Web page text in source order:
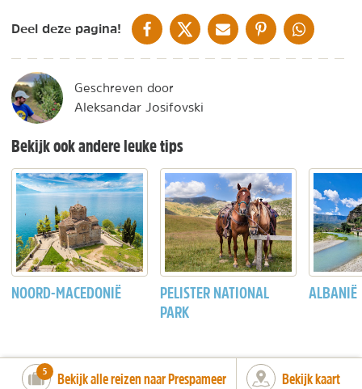
Deel deze pagina! DELEN OP FACEBOOK
DELEN OP XDELEN VIA DE MAIL
DELEN OP PINTEREST
DELEN OP
Geschreven door
Aleksandar Josifovski
Bekijk ook andere leuke tips
NOORD-MACEDONIË
PELISTER NATIONAL
PARK
ALBANIË
number_of_trips:
5 Bekijk alle reizen naar Prespameer Bekijk kaart